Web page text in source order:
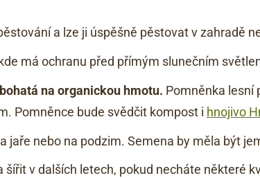
a lze ji úspěšně pěstovat v zahradě
má ochranu před přímým slunečním
na organickou hmotu. Pomněnka lesní
Pomněnce bude svědčit kompost i hnojivo
jaře nebo na podzim. Semena by měla být
šířit v dalších letech, pokud necháte některé